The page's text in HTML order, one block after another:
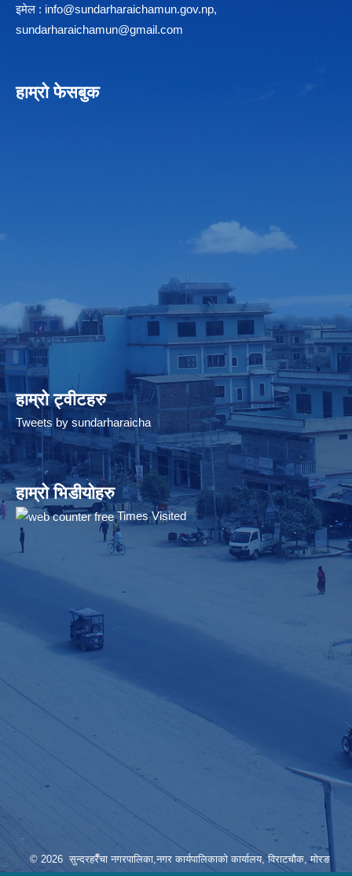
इमेल : info@sundarharaichamun.gov.np,
sundarharaichamun@gmail.com
हाम्रो फेसबुक
हाम्रो ट्वीटहरु
Tweets by sundarharaicha
हाम्रो भिडीयोहरु
Times Visited
© 2026 सुन्दरहरैँचा नगरपालिका,नगर कार्यपालिकाको कार्यालय, विराटचौक, मोरङ